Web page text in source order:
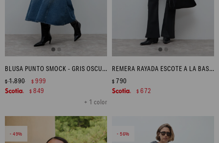
BLUSA PUNTO SMOCK - GRIS OSCURO
+ 1 color
$1.890 $ 999
$ 849
REMERA RAYADA ESCOTE A LA BASE - BLANCO
$ 790
$ 672
49 56